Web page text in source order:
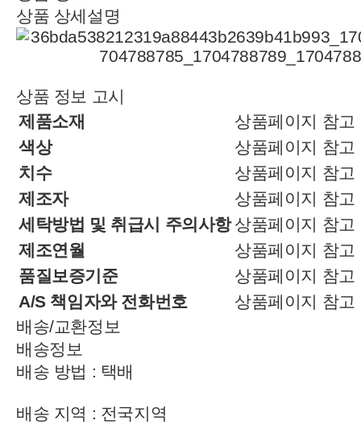
상품 상세설명
상품 정보 고시
제품소재
상품페이지 참고
색상
상품페이지 참고
치수
상품페이지 참고
제조자
상품페이지 참고
세탁방법 및 취급시 주의사항 상품페이지 참고
제조연월
상품페이지 참고
품질보증기준
상품페이지 참고
A/S 책임자와 전화번호
상품페이지 참고
배송/교환정보
배송정보
배송 방법 : 택배
배송 지역 : 전국지역